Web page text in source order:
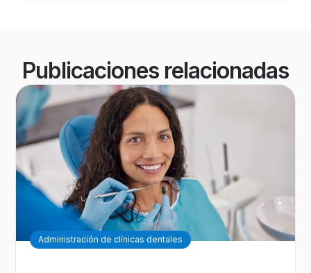
Publicaciones relacionadas
Administración de clínicas dentales